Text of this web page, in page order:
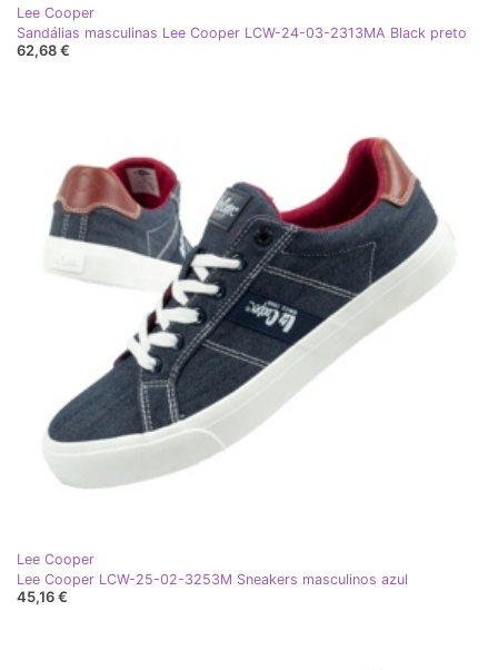
Lee Cooper
Sandálias masculinas Lee Cooper LCW-24-03-2313MA Black preto
62,68 €
Lee Cooper
Lee Cooper LCW-25-02-3253M Sneakers masculinos azul
45,16 €